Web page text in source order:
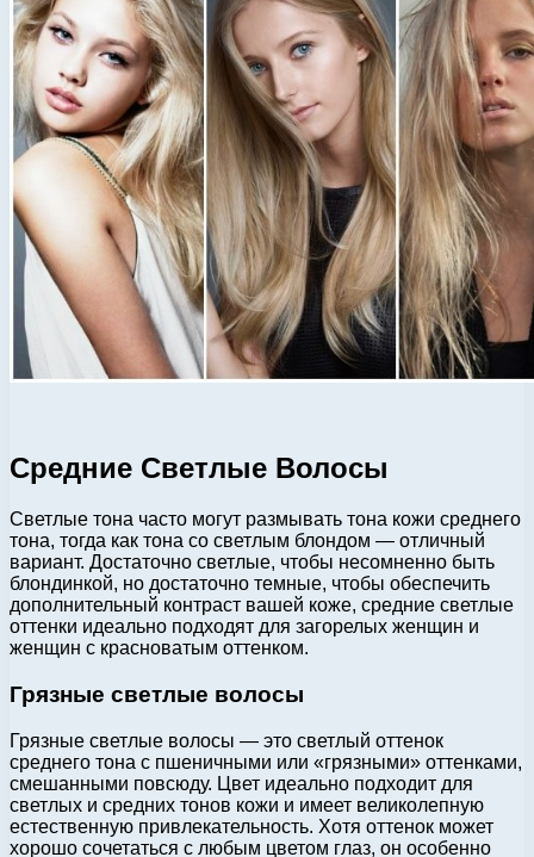
Средние Светлые Волосы
Светлые тона часто могут размывать тона кожи среднего
тона, тогда как тона со светлым блондом — отличный
вариант. Достаточно светлые, чтобы несомненно быть
блондинкой, но достаточно темные, чтобы обеспечить
дополнительный контраст вашей коже, средние светлые
оттенки идеально подходят для загорелых женщин и
женщин с красноватым оттенком.
Грязные светлые волосы
Грязные светлые волосы — это светлый оттенок
среднего тона с пшеничными или «грязными» оттенками,
смешанными повсюду. Цвет идеально подходит для
светлых и средних тонов кожи и имеет великолепную
естественную привлекательность. Хотя оттенок может
хорошо сочетаться с любым цветом глаз, он особенно